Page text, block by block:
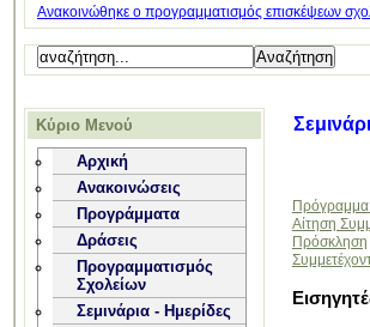
Ανακοινώθηκε ο προγραμματισμός επισκέψεων
Κύριο Μενού
Αρχική
Ανακοινώσεις
Προγράμματα
Δράσεις
Προγραμματισμός
Σχολείων
Σεμινάρια - Ημερίδες
Πρόγραμμα
Αίτηση
Πρόσκληση